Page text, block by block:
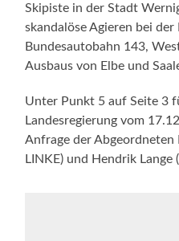
Skipiste in der Stadt
skandalöse Agieren bei der
Bundesautobahn 143,
Ausbaus von Elbe und
Unter Punkt 5 auf Seite 3
Landesregierung vom
Anfrage der Abgeordneten
LINKE) und Hendrik Lange